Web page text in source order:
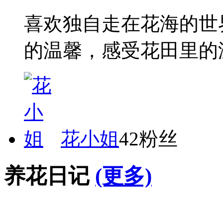
喜欢独自走在花海的
的温馨，感受花田里
花小姐42粉丝
养花日记 (更多)